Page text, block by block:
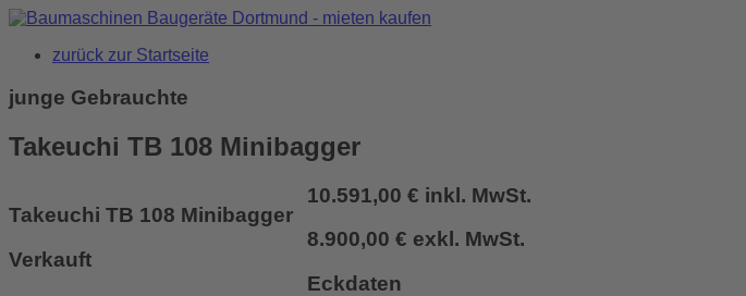
zurück zur Startseite
junge Gebrauchte
Takeuchi TB 108 Minibagger
Takeuchi TB 108 Minibagger
Verkauft
10.591,00 € inkl. MwSt.
8.900,00 € exkl. MwSt.
Eckdaten